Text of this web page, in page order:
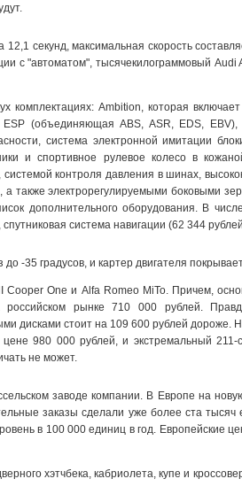
секунд, максимальная скорость
с "автоматом", тысячекилограммовый Audi
комплектациях: Ambition, которая
ESP (объединяющая ABS, ASR, EDS,
система электронной имитации
и спортивное рулевое колесо в
контроля давления в шинах,
также электрорегулируемыми боковыми
дополнительного оборудования. В
система навигации (62 344
-35 градусов, и картер двигателя
Cooper One и Alfa Romeo MiTo. Причем,
рынке 710 000 рублей.
дисками стоит на 109 600 рублей дороже.
980 000 рублей, и экстремальный
не может.
заводе компании. В Европе на
заказы сделали уже более ста тысяч
в 100 000 единиц в год. Европейские
хэтчбека, кабриолета, купе и